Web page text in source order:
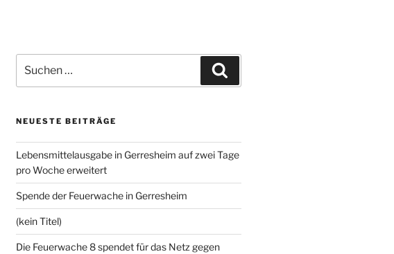
nach:
NEUESTE BEITRÄGE
Lebensmittelausgabe in Gerresheim auf zwei Tage
pro Woche erweitert
Spende der Feuerwache in Gerresheim
(kein Titel)
Die Feuerwache 8 spendet für das Netz gegen